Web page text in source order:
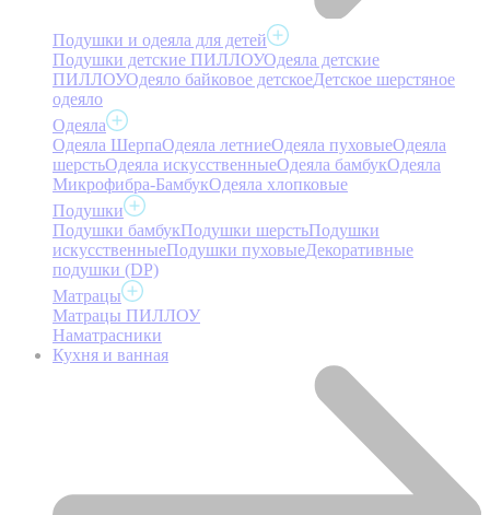
Подушки и одеяла для детей
Подушки детские ПИЛЛОУОдеяла детские
ПИЛЛОУОдеяло байковое детскоеДетское шерстяное
одеяло
Одеяла
Одеяла ШерпаОдеяла летниеОдеяла пуховыеОдеяла
шерстьОдеяла искусственныеОдеяла бамбукОдеяла
Микрофибра-БамбукОдеяла хлопковые
Подушки
Подушки бамбукПодушки шерстьПодушки
искусственныеПодушки пуховыеДекоративные
подушки (DP)
Матрацы
Матрацы ПИЛЛОУ
Наматрасники
Кухня и ванная